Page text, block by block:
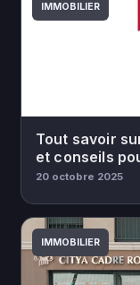
IMMOBILIER
Tout savoir
et conseils
20 octobre 2025
IMMOBILIER